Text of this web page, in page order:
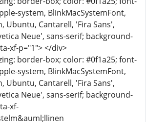
system, BlinkMacSystemFont,
Ubuntu, Cantarell, 'Fira Sans',
Neue', sans-serif; background-
xf-p="1"> </div>
border-box; color: #0f1a25; font-
system, BlinkMacSystemFont,
Ubuntu, Cantarell, 'Fira Sans',
Neue', sans-serif; background-
xf-